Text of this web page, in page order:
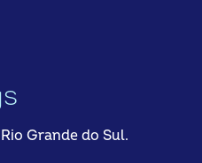
Grande do Sul.